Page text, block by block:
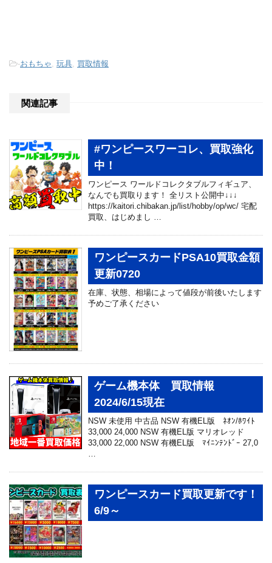
-おもちゃ 玩具 買取情報
関連記事
#ワンピースワーコレ、買取強化
中！
ワンピース ワールドコレクタブルフィギュア、
なんでも買取ります！ 全リスト公開中↓↓↓
https://kaitori.chibakan.jp/list/hobby/op/wc/ 宅配
買取、はじめまし …
ワンピースカードPSA10買取金額
更新0720
在庫、状態、相場によって値段が前後いたします
予めご了承ください
ゲーム機本体 買取情報
2024/6/15現在
NSW 未使用 中古品 NSW 有機EL版 ﾈｵﾝ/ﾎﾜｲﾄ
33,000 24,000 NSW 有機EL版 マリオレッド
33,000 22,000 NSW 有機EL版 ﾏｲﾆﾝﾃﾝﾄﾞｰ 27,0
ワンピースカード買取更新です！
6/9～